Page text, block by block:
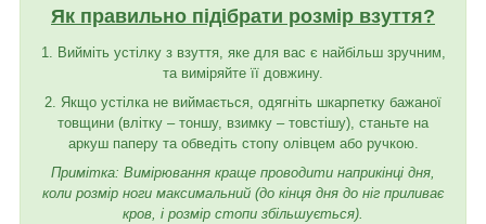
Як правильно підібрати розмір взуття?
1. Вийміть устілку з взуття, яке для вас є найбільш зручним,
та виміряйте її довжину.
2. Якщо устілка не виймається, одягніть шкарпетку бажаної
товщини (влітку – тоншу, взимку – товстішу), станьте на
аркуш паперу та обведіть стопу олівцем або ручкою.
Примітка: Вимірювання краще проводити наприкінці дня,
коли розмір ноги максимальний (до кінця дня до ніг приливає
кров, і розмір стопи збільшується).